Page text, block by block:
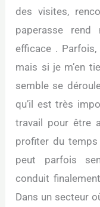
des visites,
paperasse rend
efficace .
mais si je m’en
semble se
qu’il est très
travail pour être
profiter du temps
peut parfois
conduit
Dans un secteur